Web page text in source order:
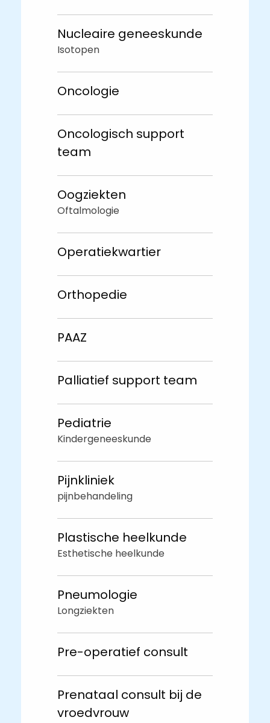
Nucleaire geneeskunde
Isotopen
Oncologie
Oncologisch support
team
Oogziekten
Oftalmologie
Operatiekwartier
Orthopedie
PAAZ
Palliatief support team
Pediatrie
Kindergeneeskunde
Pijnkliniek
pijnbehandeling
Plastische heelkunde
Esthetische heelkunde
Pneumologie
Longziekten
Pre-operatief consult
Prenataal consult bij de
vroedvrouw